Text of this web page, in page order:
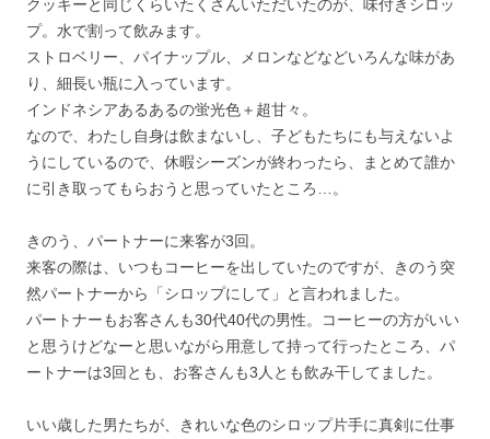
クッキーと同じくらいたくさんいただいたのが、味付きシロッ
プ。水で割って飲みます。
ストロベリー、パイナップル、メロンなどなどいろんな味があ
り、細長い瓶に入っています。
インドネシアあるあるの蛍光色＋超甘々。
なので、わたし自身は飲まないし、子どもたちにも与えないよ
うにしているので、休暇シーズンが終わったら、まとめて誰か
に引き取ってもらおうと思っていたところ…。
きのう、パートナーに来客が3回。
来客の際は、いつもコーヒーを出していたのですが、きのう突
然パートナーから「シロップにして」と言われました。
パートナーもお客さんも30代40代の男性。コーヒーの方がいい
と思うけどなーと思いながら用意して持って行ったところ、パ
ートナーは3回とも、お客さんも3人とも飲み干してました。
いい歳した男たちが、きれいな色のシロップ片手に真剣に仕事